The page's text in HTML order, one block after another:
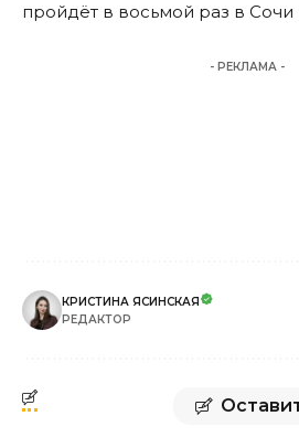
пройдёт в восьмой раз в Сочи
- РЕКЛАМА -
КРИСТИНА ЯСИНСКАЯ
РЕДАКТОР